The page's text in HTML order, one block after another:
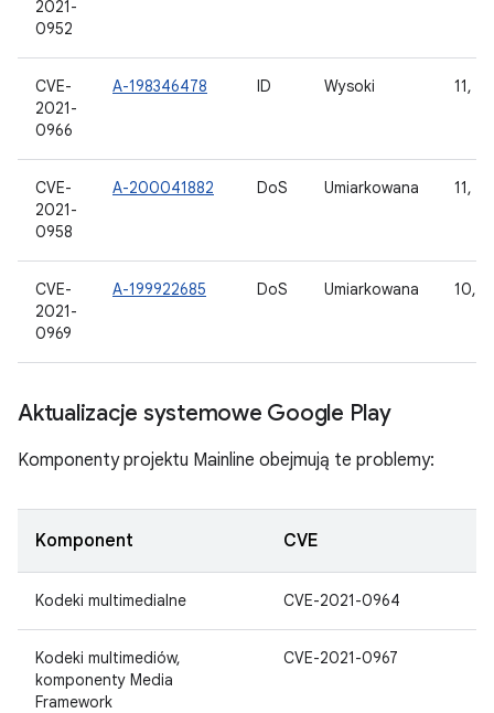
2021-
0952
CVE-
2021-
0966
A-198346478 ID Wysoki 11, 12
CVE-
2021-
0958
A-200041882 DoS Umiarkowana 11, 12
CVE-
2021-
0969
A-199922685 DoS Umiarkowana 10, 11
Aktualizacje systemowe Google Play
Komponenty projektu Mainline obejmują te problemy:
Komponent CVE
Kodeki multimedialne CVE-2021-0964
Kodeki multimediów,
komponenty Media
Framework
CVE-2021-0967